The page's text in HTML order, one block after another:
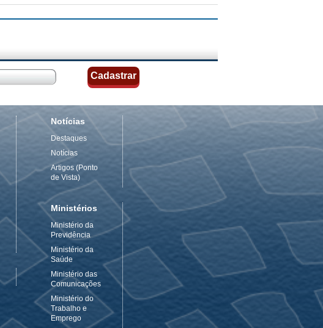
Notícias
Destaques
Notícias
Artigos (Ponto
de Vista)
Ministérios
Ministério da
Previdência
Ministério da
Saúde
Ministério das
Comunicações
Ministério do
Trabalho e
Emprego